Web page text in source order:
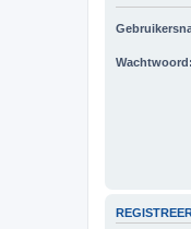
Wachtwoord: